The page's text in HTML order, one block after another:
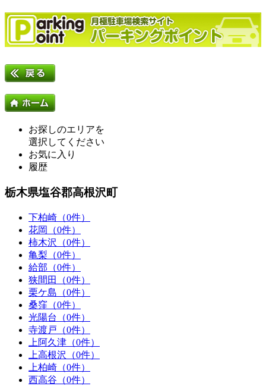
お探しのエリアを
選択してください
お気に入り
履歴
栃木県塩谷郡高根沢町
下柏崎（0件）
花岡（0件）
柿木沢（0件）
亀梨（0件）
給部（0件）
狭間田（0件）
栗ケ島（0件）
桑窪（0件）
光陽台（0件）
寺渡戸（0件）
上阿久津（0件）
上高根沢（0件）
上柏崎（0件）
西高谷（0件）